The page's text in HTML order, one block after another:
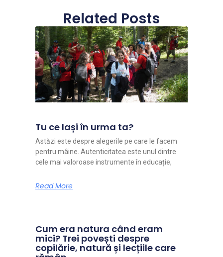
Related Posts
Tu ce lași în urma ta?
Astăzi este despre alegerile pe care le facem
pentru mâine. Autenticitatea este unul dintre
cele mai valoroase instrumente în educație,
Read More
Cum era natura când eram
mici? Trei povești despre
copilărie, natură și lecțiile care